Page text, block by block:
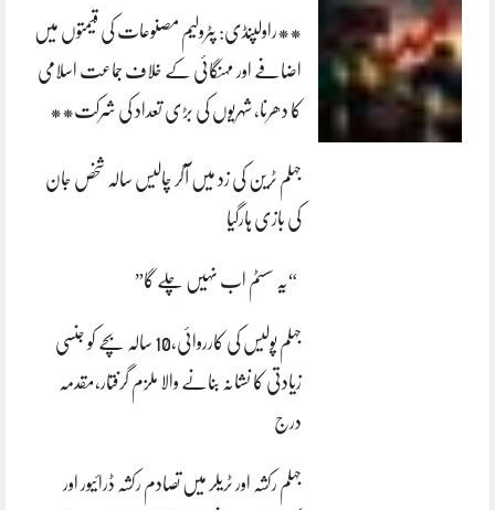
**راولپنڈی: پٹرولیم مصنوعات کی قیمتوں میں
اضافے اور مہنگائی کے خلاف جماعت اسلامی
کا دھرنا، شہریوں کی بڑی تعداد کی شرکت**
جہلم ٹرین کی زد میں آکر چالیس سالہ شخص جان
کی بازی ہارگیا
“یہ سسٹم اب نہیں چلے گا”
جہلم پولیس کی کارروائی،10 سالہ بچے کو جنسی
زیادتی کا نشانہ بنانے والا ملزم گرفتار،مقدمہ
درج
جہلم رکشہ اور ٹریلر میں تصادم رکشہ ڈرائیور اور